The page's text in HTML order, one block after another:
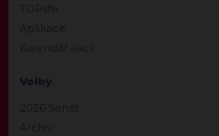
TOPlife
Aplikace
Kalendář akcí
Volby
2026 Senát
Archiv